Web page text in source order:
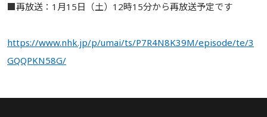
■再放送：1月15日（土）12時15分から再放送予定です
https://www.nhk.jp/p/umai/ts/P7R4N8K39M/episode/te/3
GQQPKN58G/